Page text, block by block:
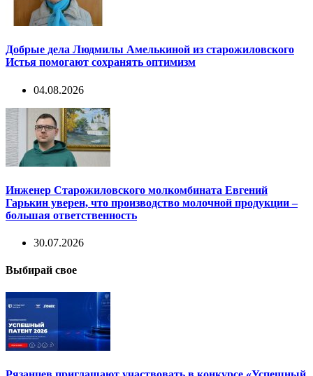
Добрые дела Людмилы Амелькиной из старожиловского
Истья помогают сохранять оптимизм
04.08.2026
Инженер Старожиловского молкомбината Евгений
Гарькин уверен, что производство молочной продукции –
большая ответственность
30.07.2026
Выбирай свое